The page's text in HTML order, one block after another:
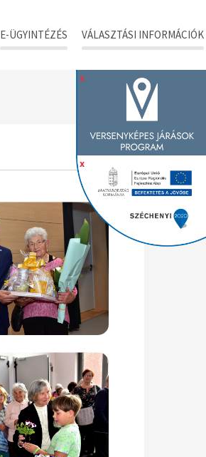
E-ÜGYINTÉZÉS VÁLASZTÁSI INFORMÁCIÓK
x
x